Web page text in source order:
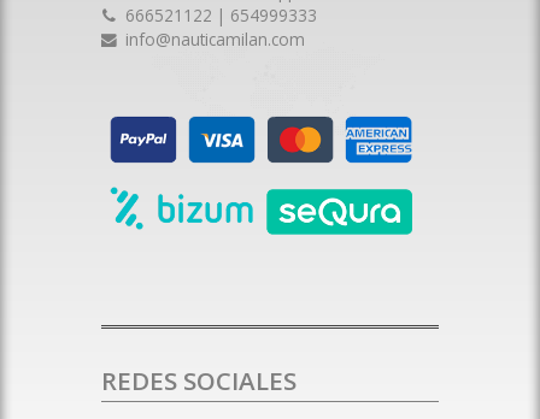
666521122 | 654999333
info@nauticamilan.com
REDES SOCIALES